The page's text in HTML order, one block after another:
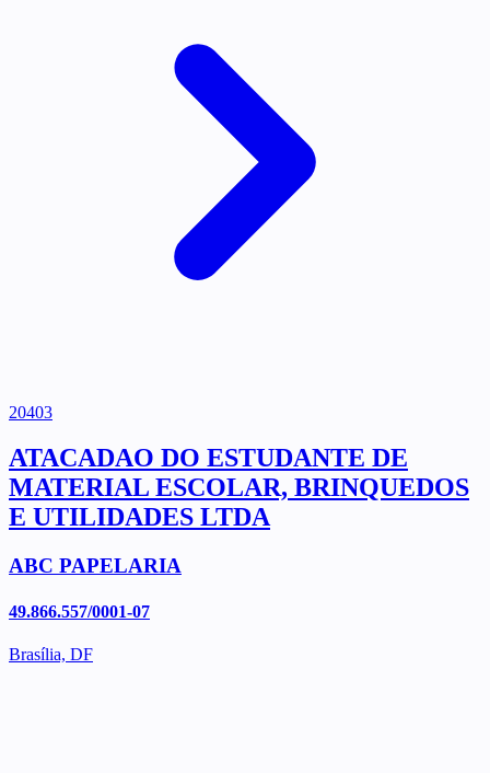
20403
ATACADAO DO ESTUDANTE DE
MATERIAL ESCOLAR, BRINQUEDOS
E UTILIDADES LTDA
ABC PAPELARIA
49.866.557/0001-07
Brasília, DF